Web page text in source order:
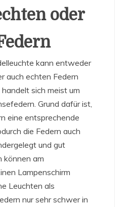
oder
kann entweder
auch echten Federn
sich meist um
Grund dafür ist,
eine entsprechende
die Federn auch
und gut
am
Lampenschirm
Leuchten als
nur sehr schwer in